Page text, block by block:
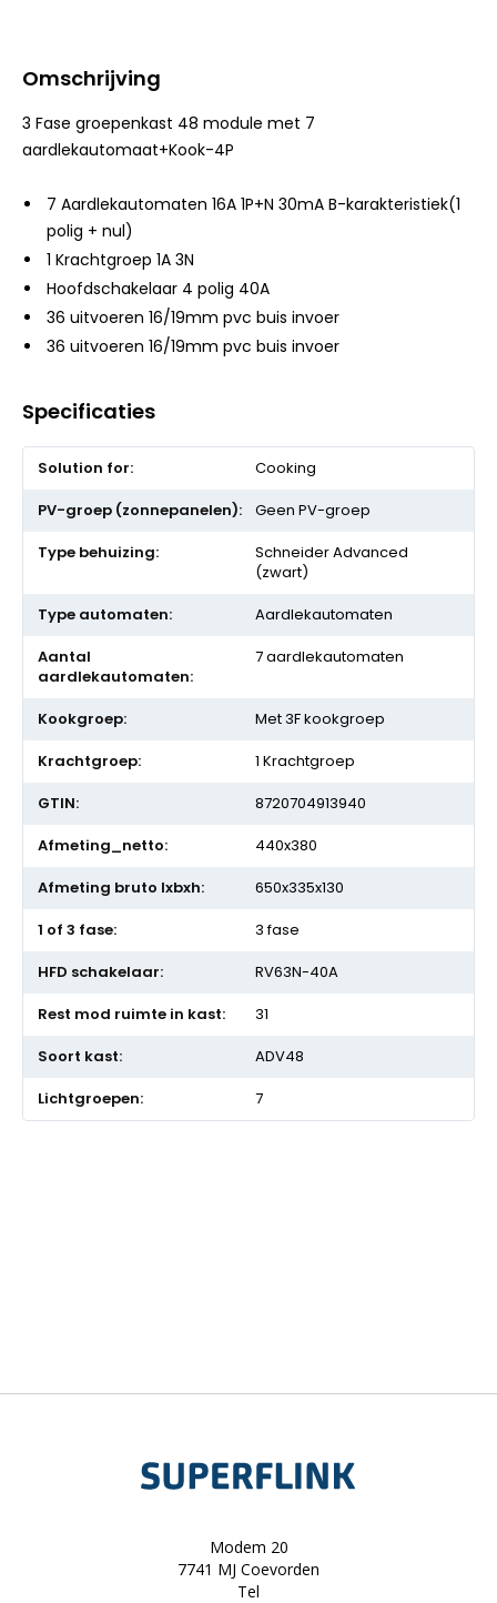
Specificaties
Meer
informatie
Cooking
Geen PV-groep
Schneider Advanced
(zwart)
Aardlekautomaten
7 aardlekautomaten
Met 3F kookgroep
1 Krachtgroep
8720704913940
440x380
650x335x130
3 fase
RV63N-40A
31
ADV48
7
Omschrijving
3 Fase groepenkast 48 module met 7
aardlekautomaat+Kook-4P
7 Aardlekautomaten 16A 1P+N 30mA B-karakteristiek(1
polig + nul)
1 Krachtgroep 1A 3N
Hoofdschakelaar 4 polig 40A
36 uitvoeren 16/19mm pvc buis invoer
36 uitvoeren 16/19mm pvc buis invoer
Modem 20
7741 MJ Coevorden
Tel